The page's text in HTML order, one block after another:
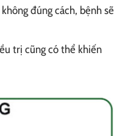
đúng cách, bệnh sẽ
trị cũng có thể khiến